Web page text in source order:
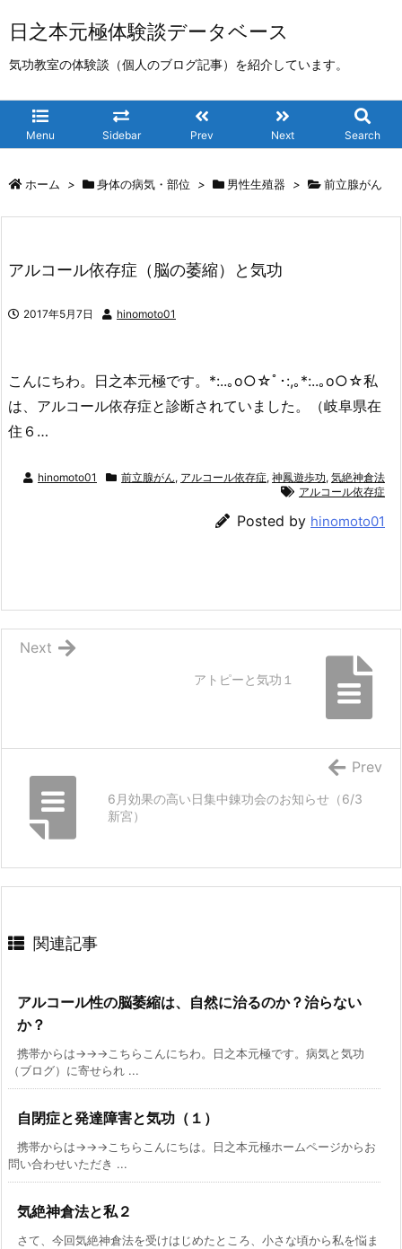
日之本元極体験談データベース
気功教室の体験談（個人のブログ記事）を紹介しています。
Menu Sidebar Prev Next Search
ホーム > 身体の病気・部位 > 男性生殖器 > 前立腺がん
アルコール依存症（脳の萎縮）と気功
2017年5月7日 hinomoto01
こんにちわ。日之本元極です。*:..｡o○☆ﾟ･:,｡*:..｡o○☆私
は、アルコール依存症と診断されていました。（岐阜県在
住６…
hinomoto01 前立腺がん, アルコール依存症, 神鳳遊歩功, 気絶神倉法
アルコール依存症
Posted by hinomoto01
アトピーと気功１
Next
6月効果の高い日集中錬功会のお知らせ（6/3
新宮）
Prev
関連記事
アルコール性の脳萎縮は、自然に治るのか？治らない
か？
携帯からは→→→こちらこんにちわ。日之本元極です。病気と気功
（ブログ）に寄せられ ...
自閉症と発達障害と気功（１）
携帯からは→→→こちらこんにちは。日之本元極ホームページからお
問い合わせいただき ...
気絶神倉法と私２
さて、今回気絶神倉法を受けはじめたところ、小さな頃から私を悩ま